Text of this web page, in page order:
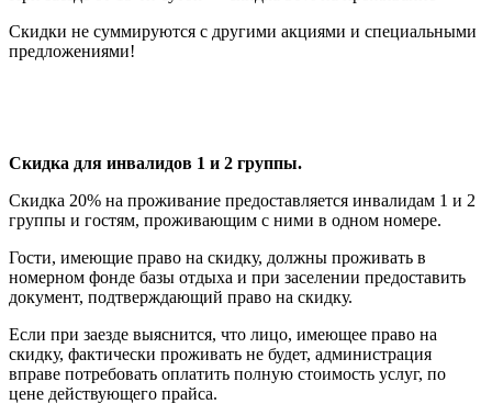
Скидки не суммируются с другими акциями и специальными
предложениями!
Скидка для инвалидов 1 и 2 группы.
Скидка 20% на проживание предоставляется инвалидам 1 и 2
группы и гостям, проживающим с ними в одном номере.
Гости, имеющие право на скидку, должны проживать в
номерном фонде базы отдыха и при заселении предоставить
документ, подтверждающий право на скидку.
Если при заезде выяснится, что лицо, имеющее право на
скидку, фактически проживать не будет, администрация
вправе потребовать оплатить полную стоимость услуг, по
цене действующего прайса.